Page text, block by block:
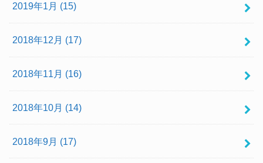
2019年1月 (15)
2018年12月 (17)
2018年11月 (16)
2018年10月 (14)
2018年9月 (17)